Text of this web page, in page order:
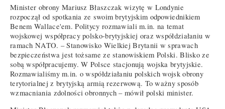
Minister obrony Mariusz Błaszczak wizytę w Londynie
rozpoczął od spotkania ze swoim brytyjskim odpowiednikiem
Benem Wallace'em. Politycy rozmawiali m.in. na temat
wojskowej współpracy polsko-brytyjskiej oraz współdziałaniu w
ramach NATO. – Stanowisko Wielkiej Brytanii w sprawach
bezpieczeństwa jest tożsame ze stanowiskiem Polski. Blisko ze
sobą współpracujemy. W Polsce stacjonują wojska brytyjskie.
Rozmawialiśmy m.in. o współdziałaniu polskich wojsk obrony
terytorialnej z brytyjską armią rezerwową. To ważny sposób
wzmacniania zdolności obronnych – mówił polski minister.